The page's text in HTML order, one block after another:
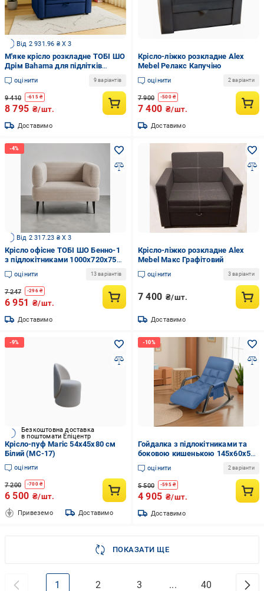
Від 2 931.96 ₴ X 3
М'яке крісло розкладне ТОБІ ШО
Дрім Bahama для підлітків
рогожка 1040х850х730 мм 30/
Синійоцінити 9 варіантів
9 410 -615₴
8 795 ₴/шт.
Доставимо
Крісло-ліжко розкладне Alex
Mebel Релакс Капучіно
оцінити 2 варіанти
7 900 -500₴
7 400 ₴/шт.
Доставимо
Від 2 317.23 ₴ X 3
Крісло офісне ТОБІ ШО Бенно-1
з підлокітниками 1000х720х750
мм велюр/вельвет Lotus 02/LT
Beige (kjk7861)
оцінити 13 варіантів
7 247 -296₴
6 951 ₴/шт.
Доставимо
Крісло-ліжко розкладне Alex
Mebel Макс Графітовий
оцінити 3 варіанти
7 400 ₴/шт.
Доставимо
Безкоштовна доставка
в поштомати Епіцентр
Крісло-пуф Магіс 54х45х80 см
Білий (МС-17)
оцінити
7 200 -700₴
6 500 ₴/шт.
Привеземо Доставимо
Гойдалка з підлокітниками та
боковою кишенькою 145х60х55
см Синій (Y-03)
оцінити 2 варіанти
5 500 -595₴
4 905 ₴/шт.
Доставимо
ПОКАЗАТИ ЩЕ
1 2 3 ... 40